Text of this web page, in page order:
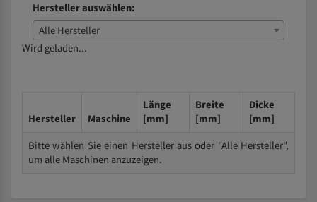
Hersteller auswählen:
Alle Hersteller
Wird geladen...
Hersteller Maschine
Länge
[mm]
Breite
[mm]
Dicke
[mm]
Bitte wählen Sie einen Hersteller aus oder "Alle Hersteller",
um alle Maschinen anzuzeigen.